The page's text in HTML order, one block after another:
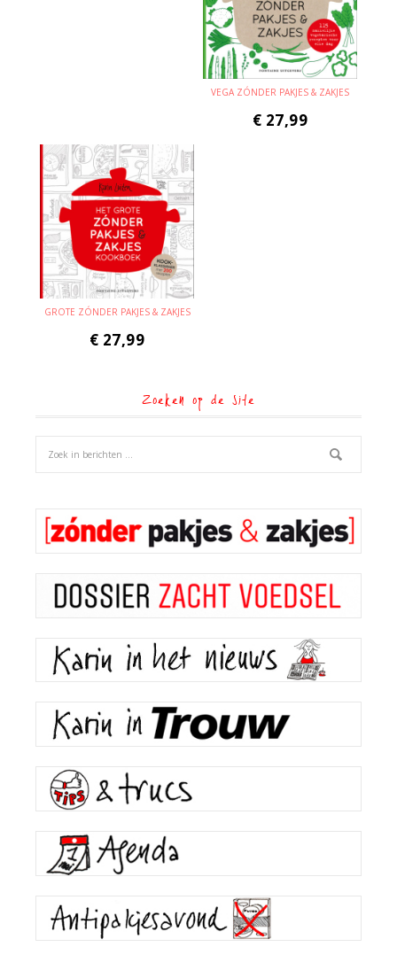
VEGA ZÓNDER PAKJES & ZAKJES
€ 27,99
GROTE ZÓNDER PAKJES & ZAKJES
€ 27,99
Zoeken op de site